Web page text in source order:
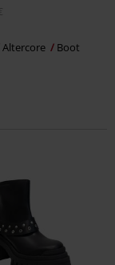
Altercore Boot